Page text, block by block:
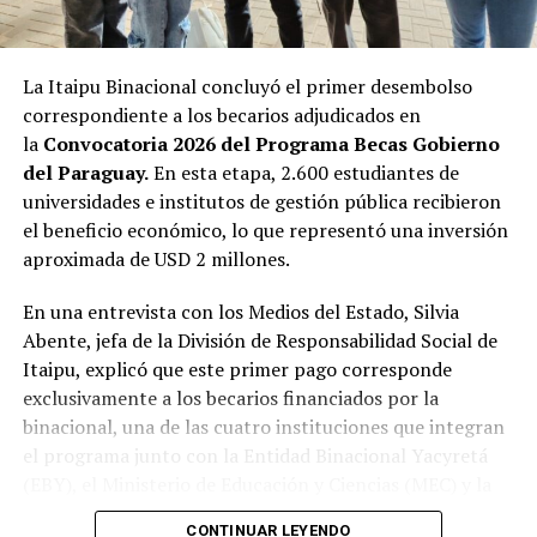
y la cooperación, y ustedes serán una nueva generación
protagonista de esta historia”, aseveró.
A su vez, Patricia Frutos, en representación del
Ministerio de Relaciones Exteriores de Paraguay, sostuvo
que esta iniciativa es uno de los puntos más valiosos de
cooperación entre Paraguay y la República de China
(Taiwán), que está construida sobre la confianza mutua,
el respeto recíproco y una visión compartida sobre el
Manifestó que a lo largo de estas décadas, ambos países
demostraron una relación que se fortalece cuando
genera oportunidades concretas para sus ciudadanos y
las becas constituyen uno de los mejores ejemplos de
este compromiso.
generaciones, invierte en las personas.Cada uno de
La Itaipu Binacional concluyó el primer desembolso
correspondiente a los becarios adjudicados en
la Convocatoria 2026 del Programa Becas Gobierno
del Paraguay.En esta etapa, 2.600 estudiantes de
universidades e institutos de gestión pública recibieron
el beneficio económico, lo que representó una inversión
aproximada de USD 2 millones.
En una entrevista con los Medios del Estado, Silvia
Abente, jefa de la División de Responsabilidad Social de
Itaipu, explicó que este primer pago corresponde
exclusivamente a los becarios financiados por la
binacional, una de las cuatro instituciones que integran
el programa junto con la Entidad Binacional Yacyretá
Secretaría Nacional de la Juventud (SNJ).
CONTINUAR LEYENDO